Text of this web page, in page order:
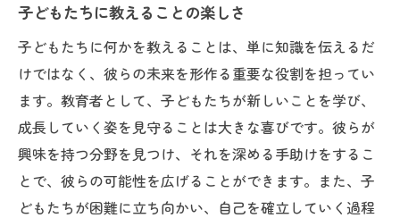
子どもたちに教えることの楽しさ
子どもたちに何かを教えることは、単に知識を伝えるだ
けではなく、彼らの未来を形作る重要な役割を担ってい
ます。教育者として、子どもたちが新しいことを学び、
成長していく姿を見守ることは大きな喜びです。彼らが
興味を持つ分野を見つけ、それを深める手助けをするこ
とで、彼らの可能性を広げることができます。また、子
どもたちが困難に立ち向かい、自己を確立していく過程